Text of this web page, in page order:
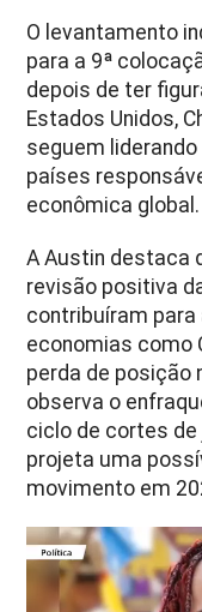
O levantamento
para a 9ª
depois de ter
Estados Unidos,
seguem
países
econômica global.
A Austin destaca
revisão positiva
contribuíram para
economias como
perda de posição
observa o
ciclo de cortes de
projeta uma
movimento em